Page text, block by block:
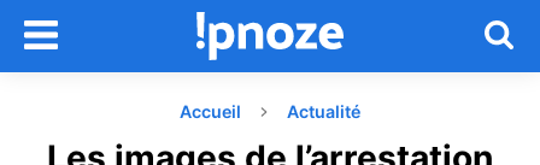
Accueil Actualité